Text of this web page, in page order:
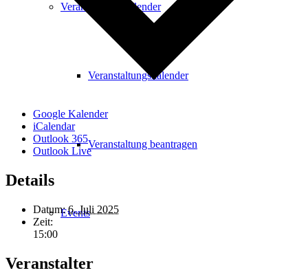
Veranstaltungskalender
Veranstaltungskalender
Veranstaltung beantragen
Events
Google Kalender
iCalendar
Outlook 365
Outlook Live
Details
Datum: 6. Juli 2025
Zeit:
15:00
Veranstalter